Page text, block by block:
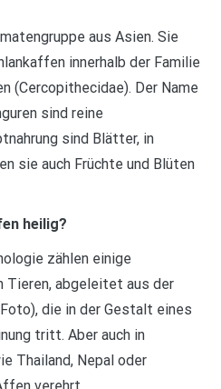
aus Asien. Sie
innerhalb der Familie
(Cercopithecidae). Der Name
sind reine
sind Blätter, in
sie auch Früchte und Blüten
heilig?
zählen einige
Tieren, abgeleitet aus der
die in der Gestalt eines
tritt. Aber auch in
Thailand, Nepal oder